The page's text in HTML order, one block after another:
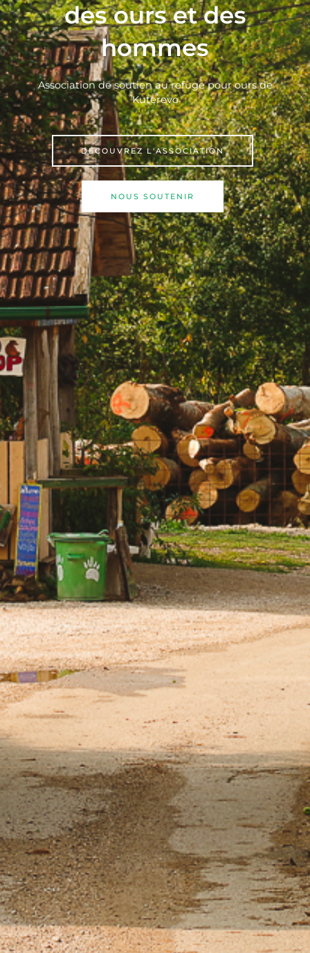
des ours et des
hommes
Association de soutien au refuge pour ours de
Kuterevo
DÉCOUVREZ L'ASSOCIATION
NOUS SOUTENIR